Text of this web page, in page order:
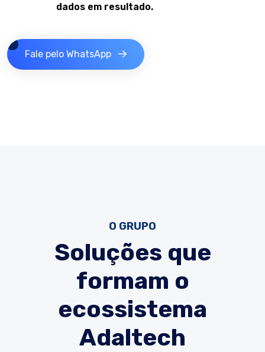
dados em resultado.
Fale pelo WhatsApp
O GRUPO
Soluções que
formam o
ecossistema
Adaltech